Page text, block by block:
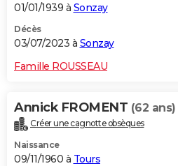
01/01/1939 à Sonzay
Décès
03/07/2023 à Sonzay
Famille ROUSSEAU
Annick FROMENT (62 ans)
Créer une cagnotte obsèques
Naissance
09/11/1960 à Tours